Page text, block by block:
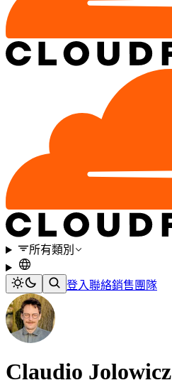
所有類別
登入聯絡銷售團隊
Claudio Jolowicz